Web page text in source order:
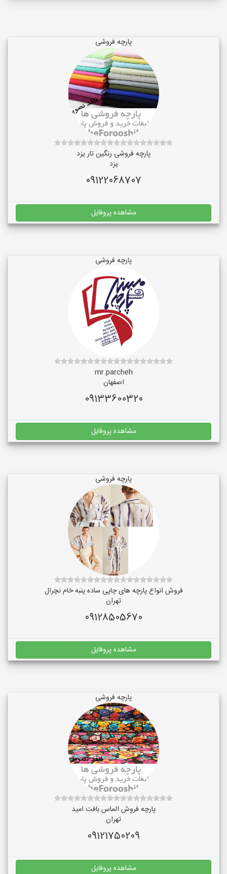
پارچه فروشی
پارچه فروشی رنگین تار یزد
یزد
09122068707
مشاهده پروفایل
پارچه فروشی
mr.parcheh
اصفهان
09133600320
مشاهده پروفایل
پارچه فروشی
فروش انواع پارچه های چاپی ساده پنبه خام نچرال
تهران
09128505670
مشاهده پروفایل
پارچه فروشی
پارچه فروش الماس بافت امید
تهران
09121750209
مشاهده پروفایل